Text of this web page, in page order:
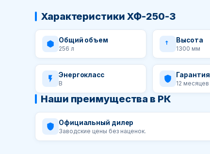
Характеристики ХФ-250-3
Общий объем
256 л
Высота
1300 мм
Энергокласс
B
Гарантия
12 месяцев
Наши преимущества в РК
Официальный дилер
Заводские цены без наценок.